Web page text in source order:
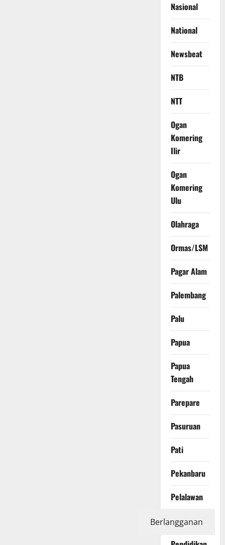
Nasional
National
Newsbeat
NTB
NTT
Ogan
Komering
Ilir
Ogan
Komering
Ulu
Olahraga
Ormas/LSM
Pagar Alam
Palembang
Palu
Papua
Papua
Tengah
Parepare
Pasuruan
Pati
Pekanbaru
Pelalawan
Pemerintah
Berlangganan